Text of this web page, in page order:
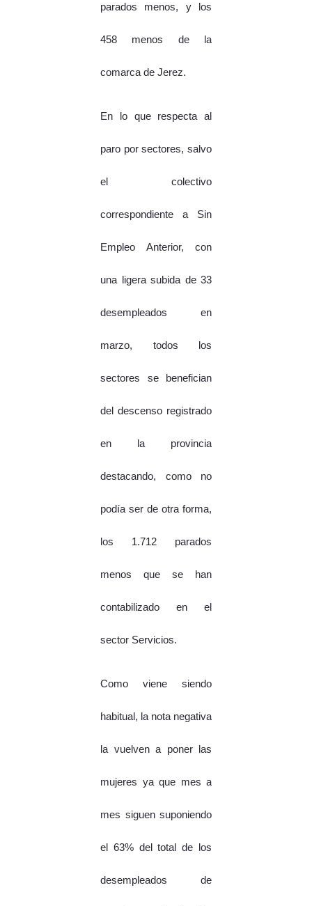
parados menos, y los
458 menos de la
comarca de Jerez.
En lo que respecta al
paro por sectores, salvo
el colectivo
correspondiente a Sin
Empleo Anterior, con
una ligera subida de 33
desempleados en
marzo, todos los
sectores se benefician
del descenso registrado
en la provincia
destacando, como no
podía ser de otra forma,
los 1.712 parados
menos que se han
contabilizado en el
sector Servicios.
Como viene siendo
habitual, la nota negativa
la vuelven a poner las
mujeres ya que mes a
mes siguen suponiendo
el 63% del total de los
desempleados de